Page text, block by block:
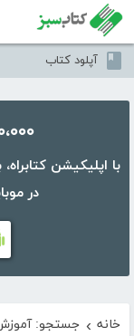
آپلود کتاب
۵۰،۰۰۰ کتاب در
در
خانه › جستجو: